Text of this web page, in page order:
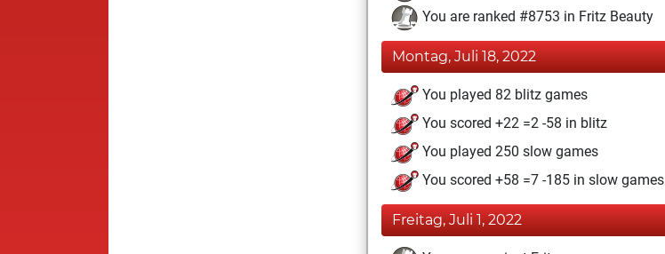
You are ranked #8753 in Fritz Beauty
Montag, Juli 18, 2022
You played 82 blitz games
You scored +22 =2 -58 in blitz
You played 250 slow games
You scored +58 =7 -185 in slow games
Freitag, Juli 1, 2022